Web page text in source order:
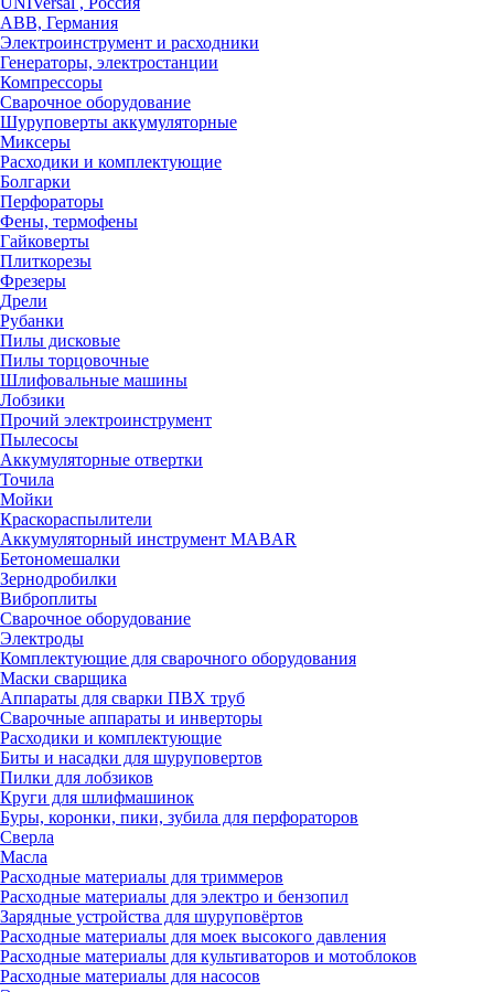
ABB, Германия
Электроинструмент и расходники
Генераторы, электростанции
Компрессоры
Сварочное оборудование
Шуруповерты аккумуляторные
Миксеры
Расходики и комплектующие
Болгарки
Перфораторы
Фены, термофены
Гайковерты
Плиткорезы
Фрезеры
Дрели
Рубанки
Пилы дисковые
Пилы торцовочные
Шлифовальные машины
Лобзики
Прочий электроинструмент
Пылесосы
Аккумуляторные отвертки
Точила
Мойки
Краскораспылители
Аккумуляторный инструмент MABAR
Бетономешалки
Зернодробилки
Виброплиты
Сварочное оборудование
Электроды
Комплектующие для сварочного оборудования
Маски сварщика
Аппараты для сварки ПВХ труб
Сварочные аппараты и инверторы
Расходики и комплектующие
Биты и насадки для шуруповертов
Пилки для лобзиков
Круги для шлифмашинок
Буры, коронки, пики, зубила для перфораторов
Сверла
Масла
Расходные материалы для триммеров
Расходные материалы для электро и бензопил
Зарядные устройства для шуруповёртов
Расходные материалы для моек высокого давления
Расходные материалы для культиваторов и мотоблоков
Расходные материалы для насосов